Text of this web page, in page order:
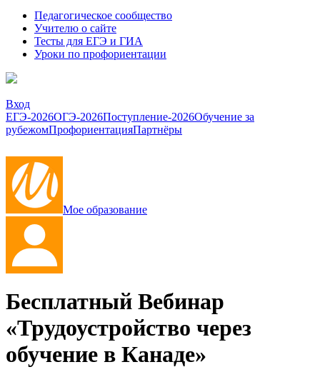
Педагогическое сообщество
Учителю о сайте
Тесты для ЕГЭ и ГИА
Уроки по профориентации
Вход
ЕГЭ-2026ОГЭ-2026Поступление-2026Обучение за
рубежомПрофориентацияПартнёры
Мое образование
Бесплатный Вебинар
«Трудоустройство через
обучение в Канаде»